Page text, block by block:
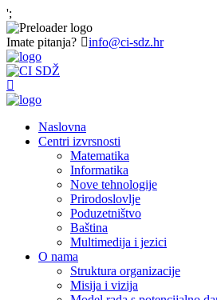
';
Imate pitanja? info@ci-sdz.hr
Naslovna
Centri izvrsnosti
Matematika
Informatika
Nove tehnologije
Prirodoslovlje
Poduzetništvo
Baština
Multimedija i jezici
O nama
Struktura organizacije
Misija i vizija